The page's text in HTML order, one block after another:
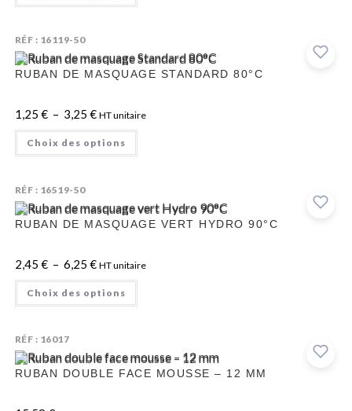
RÉF : 16119-50
RUBAN DE MASQUAGE STANDARD 80°C
1,25 € – 3,25 € HT unitaire
Choix des options
RÉF : 16519-50
RUBAN DE MASQUAGE VERT HYDRO 90°C
2,45 € – 6,25 € HT unitaire
Choix des options
RÉF : 16017
RUBAN DOUBLE FACE MOUSSE – 12 MM